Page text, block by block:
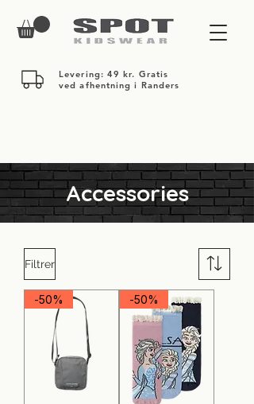
Levering: 49 kr. Gratis
ved afhentning i Randers
Accessories
Filtrer
-50% -50%